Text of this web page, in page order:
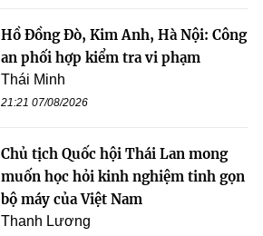
Hồ Đồng Đò, Kim Anh, Hà Nội: Công
an phối hợp kiểm tra vi phạm
Thái Minh
21:21 07/08/2026
Chủ tịch Quốc hội Thái Lan mong
muốn học hỏi kinh nghiệm tinh gọn
bộ máy của Việt Nam
Thanh Lương